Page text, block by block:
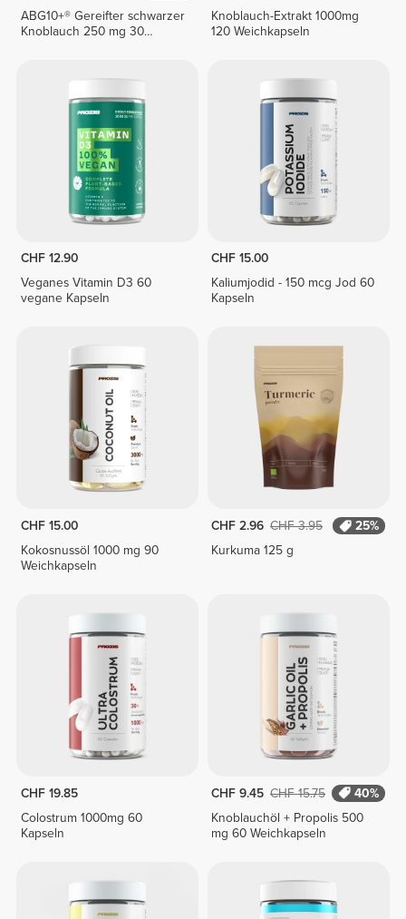
ABG10+® Gereifter schwarzer
Knoblauch 250 mg 30
Knoblauch-Extrakt 1000mg
120 Weichkapseln
CHF 12.90
Veganes Vitamin D3 60
vegane Kapseln
CHF 15.00
Kaliumjodid - 150 mcg Jod 60
Kapseln
CHF 15.00
Kokosnussöl 1000 mg 90
Weichkapseln
CHF 2.96 CHF 3.95
25%
Kurkuma 125 g
CHF 19.85
Colostrum 1000mg 60
Kapseln
CHF 9.45 CHF 15.75
40%
Knoblauchöl + Propolis 500
mg 60 Weichkapseln